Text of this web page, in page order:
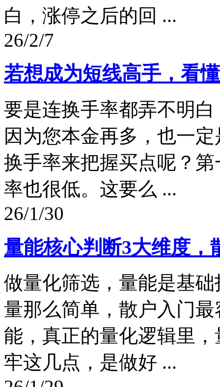
白，涨停之后的回 ...
26/2/7
若想成为短线高手，看
要是连换手率都弄不明
因为您本金再多，也一
换手率来把握买点呢？
率也很低。这要么 ...
26/1/30
量能核心判断3大维度，
做量化筛选，量能是基
量那么简单，散户入门
能，真正的量化逻辑里
牢这几点，是做好 ...